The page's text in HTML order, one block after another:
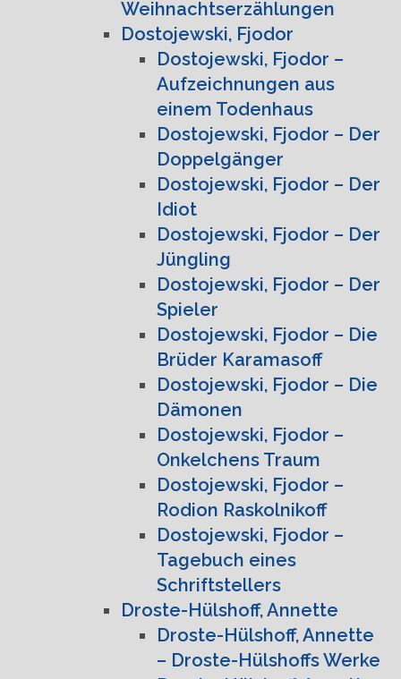
Weihnachtserzählungen
Dostojewski, Fjodor
Dostojewski, Fjodor –
Aufzeichnungen aus
einem Todenhaus
Dostojewski, Fjodor – Der
Doppelgänger
Dostojewski, Fjodor – Der
Idiot
Dostojewski, Fjodor – Der
Jüngling
Dostojewski, Fjodor – Der
Spieler
Dostojewski, Fjodor – Die
Brüder Karamasoff
Dostojewski, Fjodor – Die
Dämonen
Dostojewski, Fjodor –
Onkelchens Traum
Dostojewski, Fjodor –
Rodion Raskolnikoff
Dostojewski, Fjodor –
Tagebuch eines
Schriftstellers
Droste-Hülshoff, Annette
Droste-Hülshoff, Annette
– Droste-Hülshoffs Werke